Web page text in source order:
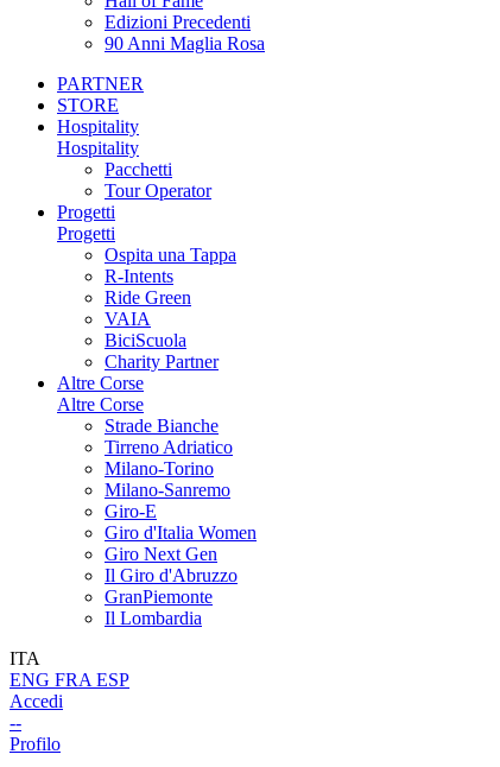
Edizioni Precedenti
90 Anni Maglia Rosa
PARTNER
STORE
Hospitality
Hospitality
Pacchetti
Tour Operator
Progetti
Progetti
Ospita una Tappa
R-Intents
Ride Green
VAIA
BiciScuola
Charity Partner
Altre Corse
Altre Corse
Strade Bianche
Tirreno Adriatico
Milano-Torino
Milano-Sanremo
Giro-E
Giro d'Italia Women
Giro Next Gen
Il Giro d'Abruzzo
GranPiemonte
Il Lombardia
ITA
ENG FRA ESP
Accedi
--
Profilo